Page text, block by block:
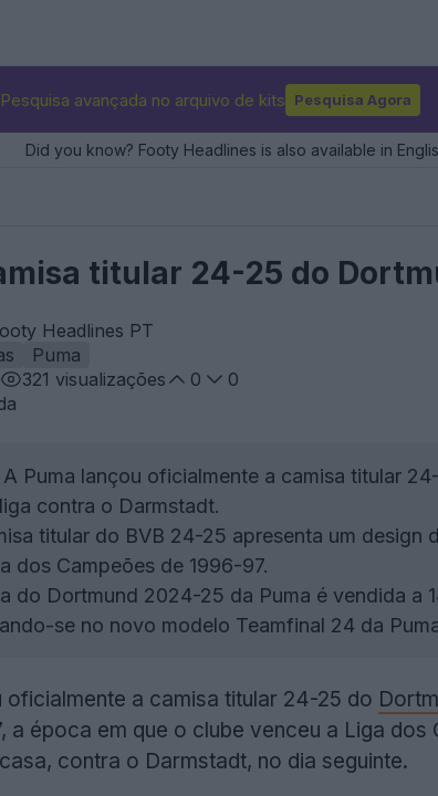
Pesquisa avançada no arquivo de kits Pesquisa Agora
Did you know? Footy Headlines is also available in
titular 24-25 do
Headlines PT
Puma
321 visualizações 0
0
A Puma lançou oficialmente a camisa titular
contra o Darmstadt.
titular do BVB 24-25 apresenta um design
dos Campeões de 1996-97.
do Dortmund 2024-25 da Puma é vendida a
se no novo modelo Teamfinal 24 da
oficialmente a camisa titular 24-25 do
a época em que o clube venceu a Liga
contra o Darmstadt, no dia seguinte.